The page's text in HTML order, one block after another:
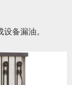
备漏油。